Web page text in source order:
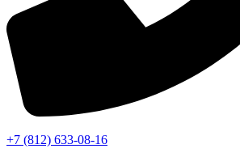
+7 (812) 633-08-16